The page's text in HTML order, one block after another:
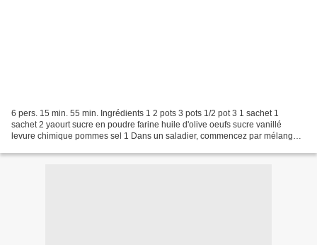
6 pers. 15 min. 55 min. Ingrédients 1 2 pots 3 pots 1/2 pot 3 1 sachet 1
sachet 2 yaourt sucre en poudre farine huile d'olive oeufs sucre vanillé
levure chimique pommes sel 1 Dans un saladier, commencez par mélanger